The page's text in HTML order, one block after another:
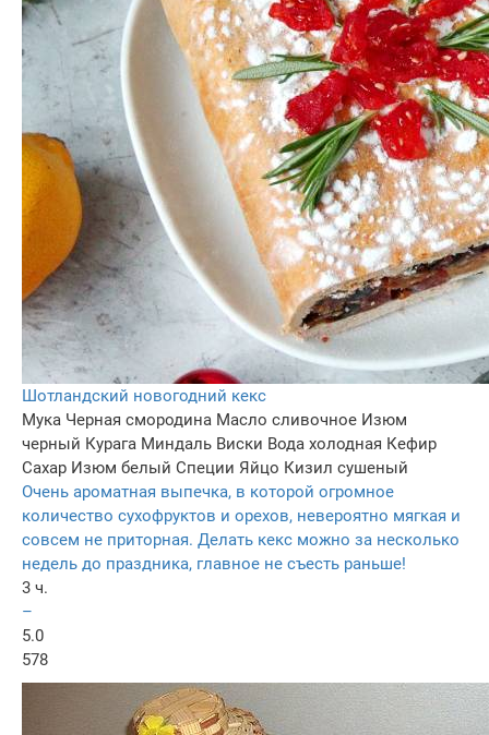
Шотландский новогодний кекс
Мука Черная смородина Масло сливочнoe Изюм
черный Курага Миндаль Виски Вода холодная Кефир
Сахар Изюм белый Специи Яйцо Кизил сушеный
Очень ароматная выпечка, в которой огромное
количество сухофруктов и орехов, невероятно мягкая и
совсем не приторная. Делать кекс можно за несколько
недель до праздника, главное не съесть раньше!
3 ч.
–
5.0
578